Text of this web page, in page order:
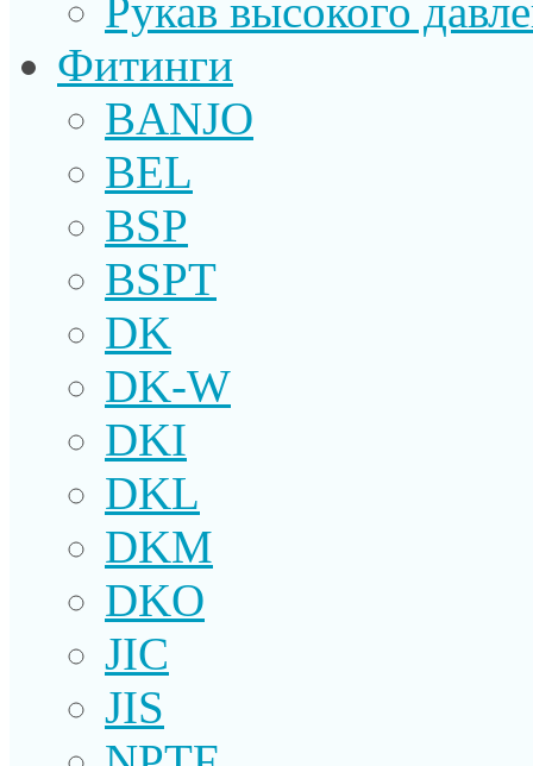
Рукав высокого
Фитинги
BANJO
BEL
BSP
BSPT
DK
DK-W
DKI
DKL
DKM
DKO
JIC
JIS